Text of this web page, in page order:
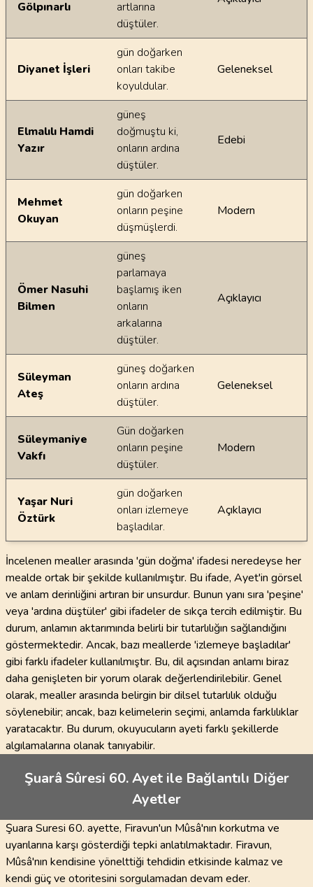
Gölpınarlı
artlarına
düştüler.
Diyanet İşleri
gün doğarken
onları takibe
koyuldular.
Geleneksel
Elmalılı Hamdi
Yazır
güneş
doğmuştu ki,
onların ardına
düştüler.
Edebi
Mehmet
Okuyan
gün doğarken
onların peşine
düşmüşlerdi.
Modern
Ömer Nasuhi
Bilmen
güneş
parlamaya
başlamış iken
onların
arkalarına
düştüler.
Açıklayıcı
Süleyman
Ateş
güneş doğarken
onların ardına
düştüler.
Geleneksel
Süleymaniye
Vakfı
Gün doğarken
onların peşine
düştüler.
Modern
Yaşar Nuri
Öztürk
gün doğarken
onları izlemeye
başladılar.
Açıklayıcı
İncelenen mealler arasında 'gün doğma' ifadesi neredeyse her
mealde ortak bir şekilde kullanılmıştır. Bu ifade, Ayet'in görsel
ve anlam derinliğini artıran bir unsurdur. Bunun yanı sıra 'peşine'
veya 'ardına düştüler' gibi ifadeler de sıkça tercih edilmiştir. Bu
durum, anlamın aktarımında belirli bir tutarlılığın sağlandığını
göstermektedir. Ancak, bazı meallerde 'izlemeye başladılar'
gibi farklı ifadeler kullanılmıştır. Bu, dil açısından anlamı biraz
daha genişleten bir yorum olarak değerlendirilebilir. Genel
olarak, mealler arasında belirgin bir dilsel tutarlılık olduğu
söylenebilir; ancak, bazı kelimelerin seçimi, anlamda farklılıklar
yaratacaktır. Bu durum, okuyucuların ayeti farklı şekillerde
algılamalarına olanak tanıyabilir.
Şuarâ Sûresi 60. Ayet ile Bağlantılı Diğer
Ayetler
Şuara Suresi 60. ayette, Firavun'un Mûsâ'nın korkutma ve
uyarılarına karşı gösterdiği tepki anlatılmaktadır. Firavun,
Mûsâ'nın kendisine yönelttiği tehdidin etkisinde kalmaz ve
kendi güç ve otoritesini sorgulamadan devam eder.